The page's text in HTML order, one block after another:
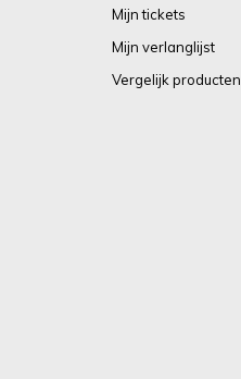
Mijn tickets
Mijn verlanglijst
Vergelijk producten